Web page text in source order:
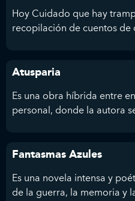
Hoy Cuidado que hay
recopilación de cuentos de
Atusparia
Es una obra híbrida entre
personal, donde la autora
Fantasmas Azules
Es una novela intensa y
de la guerra, la memoria y